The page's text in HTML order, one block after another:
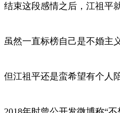
结束这段感情之后，江祖平
虽然一直标榜自己是不婚主
但江祖平还是蛮希望有个人